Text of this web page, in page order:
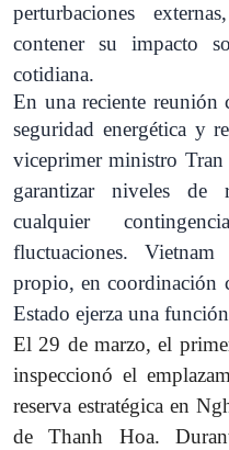
perturbaciones
contener su impacto
cotidiana.
En una reciente reunión
seguridad energética y
viceprimer ministro
garantizar niveles de
cualquier
fluctuaciones.
propio, en coordinación
Estado ejerza una
El 29 de marzo, el
inspeccionó el
reserva estratégica en
de Thanh Hoa.